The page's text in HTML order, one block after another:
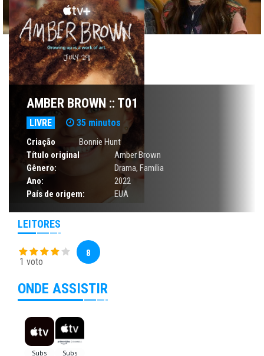
AMBER BROWN :: T01
LIVRE 35 minutos
Criação
Bonnie Hunt
Título original
Amber Brown
Gênero:
Drama, Família
Ano:
2022
País de origem:
EUA
LEITORES
1 voto
8
ONDE ASSISTIR